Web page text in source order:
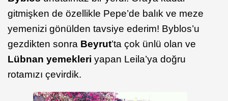
gitmişken de özellikle Pepe’de balık ve meze
yemenizi gönülden tavsiye ederim! Byblos’u
gezdikten sonra Beyrut’ta çok ünlü olan ve
Lübnan yemekleri yapan Leila’ya doğru
rotamızı çevirdik.